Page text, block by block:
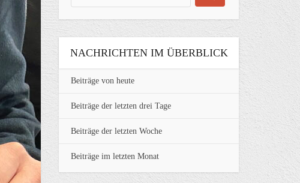
NACHRICHTEN IM ÜBERBLICK
Beiträge von heute
Beiträge der letzten drei Tage
Beiträge der letzten Woche
Beiträge im letzten Monat